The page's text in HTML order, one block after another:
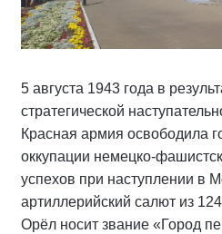
5 августа 1943 года в
стратегической
Красная армия освободила
оккупации немецко-
успехов при наступлении в
артиллерийский салют из
Орёл носит звание «Город